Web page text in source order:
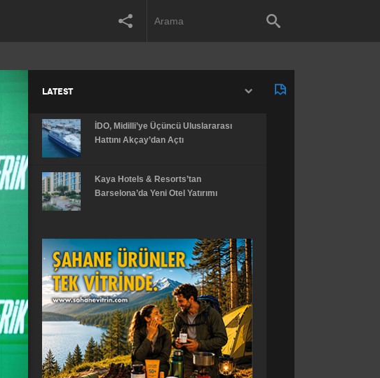
LATEST
İDO, Midilli’ye Üçüncü Uluslararası
Hattını Akçay’dan Açtı
Kaya Hotels & Resorts’tan
Barselona’da Yeni Otel Yatırımı